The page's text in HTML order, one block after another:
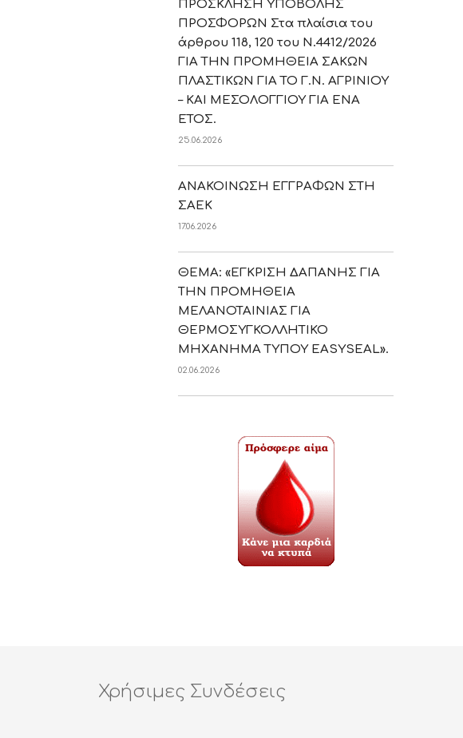
ΠΡΟΣΚΛΗΣΗ ΥΠΟΒΟΛΗΣ
ΠΡΟΣΦΟΡΩΝ Στα πλαίσια του
άρθρου 118, 120 του Ν.4412/2026
ΓΙΑ ΤΗΝ ΠΡΟΜΗΘΕΙΑ ΣΑΚΩΝ
ΠΛΑΣΤΙΚΩΝ ΓΙΑ ΤΟ Γ.Ν. ΑΓΡΙΝΙΟΥ
– ΚΑΙ ΜΕΣΟΛΟΓΓΙΟΥ ΓΙΑ ΕΝΑ
ΕΤΟΣ.
25.06.2026
ΑΝΑΚΟΙΝΩΣΗ ΕΓΓΡΑΦΩΝ ΣΤΗ
ΣΑΕΚ
17.06.2026
ΘΕΜΑ: «ΕΓΚΡΙΣΗ ΔΑΠΑΝΗΣ ΓΙΑ
ΤΗΝ ΠΡΟΜΗΘΕΙΑ
ΜΕΛΑΝΟΤΑΙΝΙΑΣ ΓΙΑ
ΘΕΡΜΟΣΥΓΚΟΛΛΗΤΙΚΟ
ΜΗΧΑΝΗΜΑ ΤΥΠΟΥ EASYSEAL».
02.06.2026
Χρήσιμες Συνδέσεις